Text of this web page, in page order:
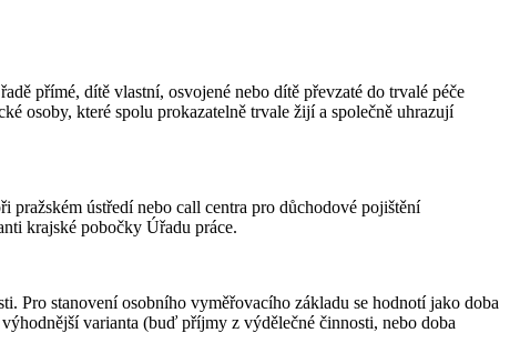
přímé, dítě vlastní, osvojené nebo dítě převzaté do trvalé péče
osoby, které spolu prokazatelně trvale žijí a společně uhrazují
ústředí nebo call centra pro důchodové pojištění
krajské pobočky Úřadu práce.
Pro stanovení osobního vyměřovacího základu se hodnotí jako doba
varianta (buď příjmy z výdělečné činnosti, nebo doba